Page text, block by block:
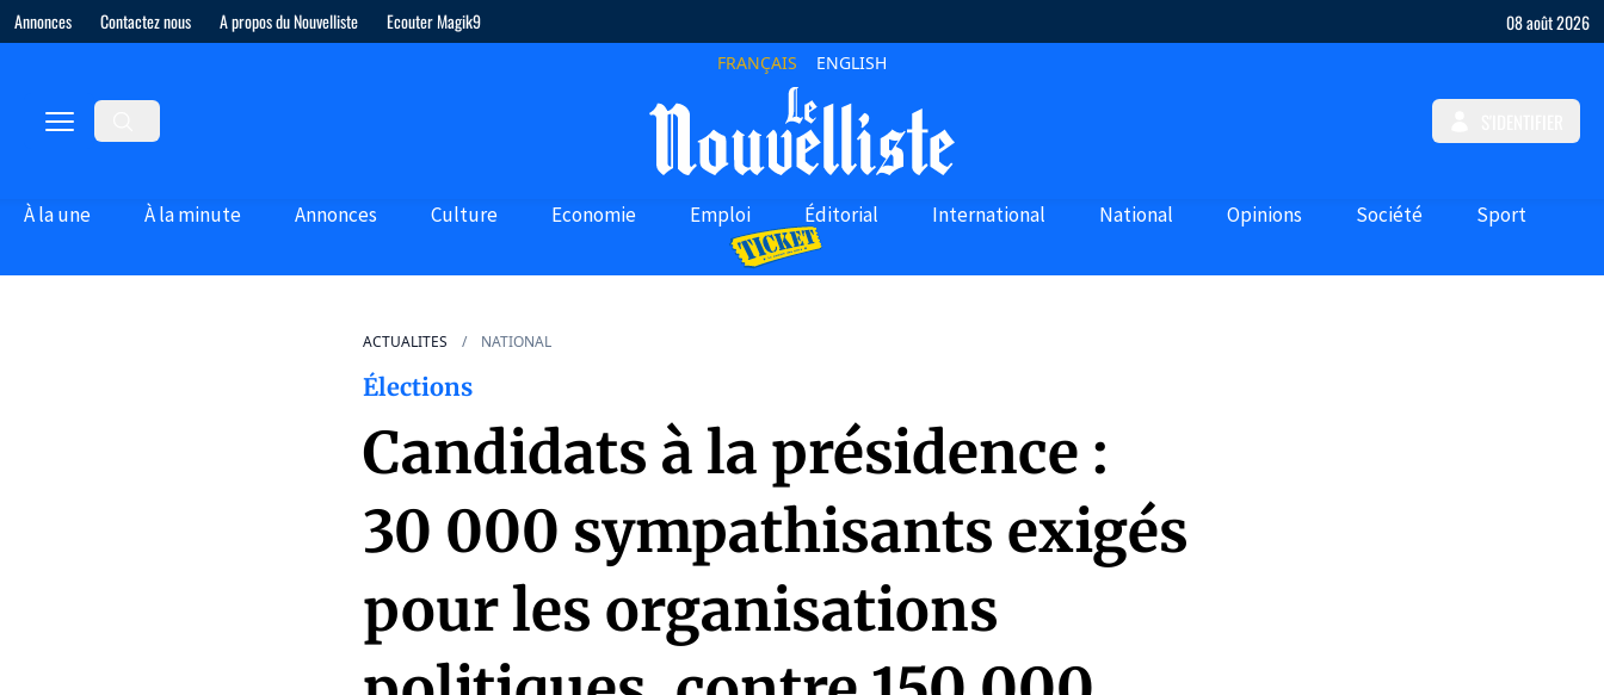
Annonces Contactez nous A propos du Nouvelliste Ecouter Magik9 08 août 2026
FRANÇAIS ENGLISH
À la une À la minute Annonces Culture Economie Emploi Éditorial International National Opinions Société Sport
ACTUALITES NATIONAL
Élections
Candidats à la présidence :
30 000 sympathisants exigés
pour les organisations